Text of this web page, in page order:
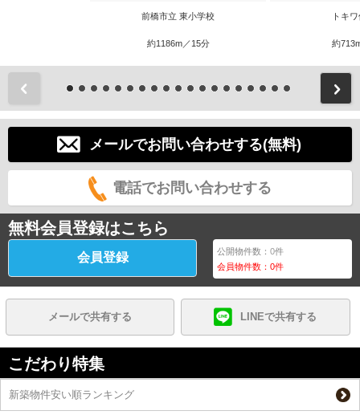
前橋市立 東小学校
約1186m／15分
トキ
約
メールでお問い合わせする(無料)
電話でお問い合わせする
無料会員登録はこちら
会員登録 公開物件数：0件
会員物件数：0件
メールで共有する LINEで共有する
こだわり特集
新築物件安い順ランキング